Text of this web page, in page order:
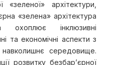
«зеленої» архітектури,
«зелена» архітектура
інклюзивні
та економічні аспекти з
середовище.
розвитку безбар’єрної